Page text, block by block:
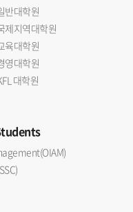
반대학원
제지역대학원
육대학원
영대학원
대학원